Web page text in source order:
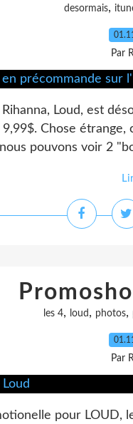
desormais,
Par
Loud, est
Chose
pouvons voir 2
les 4, loud , photos,
Par
pour LOUD,